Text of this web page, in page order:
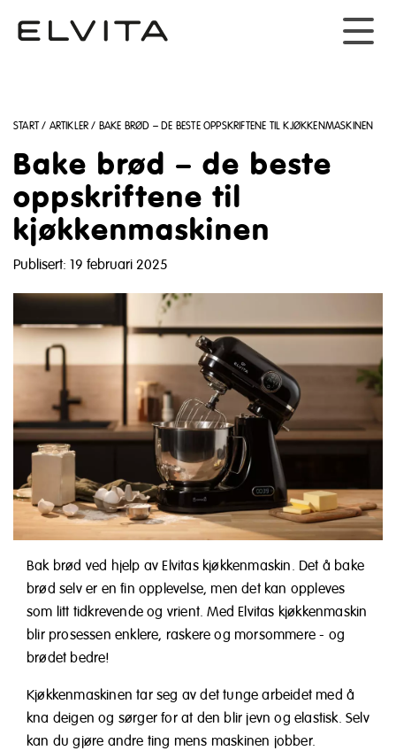
START/ ARTIKLER / BAKE BRØD – DE BESTE OPPSKRIFTENE TIL KJØKKENMASKINEN
Bake brød – de beste
oppskriftene til
kjøkkenmaskinen
Publisert: 19 februari 2025
Bak brød ved hjelp av Elvitas kjøkkenmaskin. Det å bake
brød selv er en fin opplevelse, men det kan oppleves
som litt tidkrevende og vrient. Med Elvitas kjøkkenmaskin
blir prosessen enklere, raskere og morsommere - og
brødet bedre!
Kjøkkenmaskinen tar seg av det tunge arbeidet med å
kna deigen og sørger for at den blir jevn og elastisk. Selv
kan du gjøre andre ting mens maskinen jobber.